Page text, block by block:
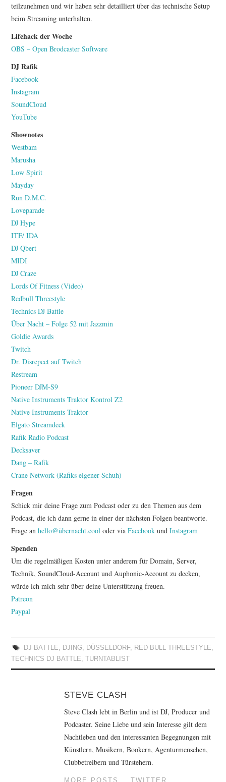
teilzunehmen und wir haben sehr detailliert über das technische Setup
beim Streaming unterhalten.
Lifehack der Woche
OBS – Open Brodcaster Software
DJ Rafik
Facebook
Instagram
SoundCloud
YouTube
Shownotes
Westbam
Marusha
Low Spirit
Mayday
Run D.M.C.
Loveparade
DJ Hype
ITF/ IDA
DJ Qbert
MIDI
DJ Craze
Lords Of Fitness (Video)
Redbull Threestyle
Technics DJ Battle
Über Nacht – Folge 52 mit Jazzmin
Goldie Awards
Twitch
Dr. Disrepect auf Twitch
Restream
Pioneer DJM-S9
Native Instruments Traktor Kontrol Z2
Native Instruments Traktor
Elgato Streamdeck
Rafik Radio Podcast
Decksaver
Dang – Rafik
Crane Network (Rafiks eigener Schuh)
Fragen
Schick mir deine Frage zum Podcast oder zu den Themen aus dem
Podcast, die ich dann gerne in einer der nächsten Folgen beantworte.
Frage anhello@übernacht.cool oder viaFacebook undInstagram
Spenden
Um die regelmäßigen Kosten unter anderem für Domain, Server,
Technik, SoundCloud-Account und Auphonic-Account zu decken,
würde ich mich sehr über deine Unterstützung freuen.
Patreon
Paypal
DJ BATTLE DJING DÜSSELDORF, RED BULL THREESTYLE
TECHNICS DJ BATTLE
,TURNTABLIST
STEVE CLASH
Steve Clash lebt in Berlin und ist DJ, Producer und
Podcaster. Seine Liebe und sein Interesse gilt dem
Nachtleben und den interessanten Begegnungen mit
Künstlern, Musikern, Bookern, Agenturmenschen,
Clubbetreibern und Türstehern.
MORE POSTS TWITTER